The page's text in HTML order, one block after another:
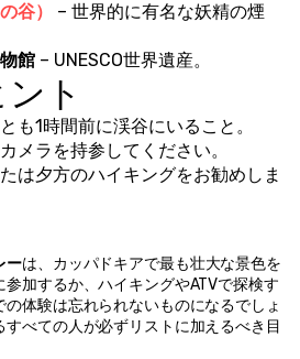
谷）
– 世界的に有名な妖精の煙
館 – UNESCO世界遺産。
ト
も1時間前に渓谷にいること。
メラを持参してください。
は夕方のハイキングをお勧めしま
ーは、カッパドキアで最も壮大な景色を
加するか、ハイキングやATVで探検す
体験は忘れられないものになるでしょ
べての人が必ずリストに加えるべき目